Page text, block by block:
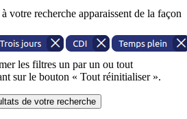
votre recherche apparaissent de la façon
les filtres un par un ou tout
sur le bouton « Tout réinitialiser ».
de votre recherche